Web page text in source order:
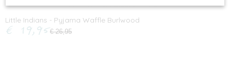
Little Indians - Pyjama Waffle Burlwood
€ 19,95 € 26,95